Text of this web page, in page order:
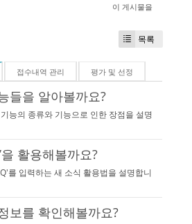
이 게시물을
목록
접수내역 관리 평가 및 선정
들을 알아볼까요?
능의 종류와 기능으로 인한 장점을 설명
을 활용해볼까요?
를 입력하는 새 소식 활용법을 설명합니
보를 확인해볼까요?